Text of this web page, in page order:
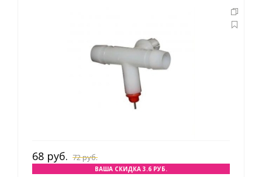
68 руб. 72 руб.
ВАША СКИДКА 3.6 РУБ.